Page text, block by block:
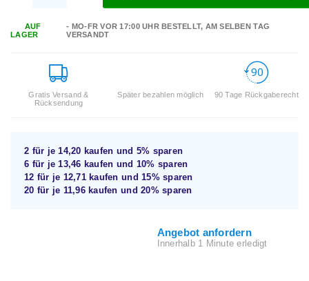
AUF
LAGER
- MO-FR VOR 17:00 UHR BESTELLT, AM SELBEN TAG
VERSANDT
Gratis Versand &
Rücksendung
Später bezahlen möglich 90 Tage Rückgaberecht
2 für je14,20 kaufen und 5% sparen
6 für je13,46 kaufen und 10% sparen
12 für je 12,71kaufen und15%sparen
20 für je 11,96kaufen und20%sparen
Angebot anfordern
Innerhalb 1 Minute erledigt